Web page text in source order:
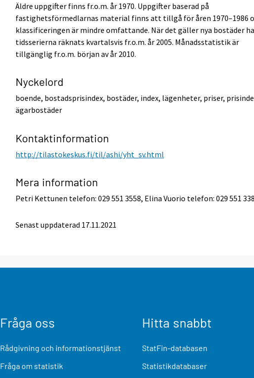
Äldre uppgifter finns fr.o.m. år 1970. Uppgifter baserad på
fastighetsförmedlarnas material finns att tillgå för åren 1970–1986
klassificeringen är mindre omfattande. När det gäller nya bostäder
tidsserierna räknats kvartalsvis fr.o.m. år 2005. Månadsstatistik är
tillgänglig fr.o.m. början av år 2010.
Nyckelord
boende, bostadsprisindex, bostäder, index, lägenheter, priser,
ägarbostäder
Kontaktinformation
http://tilastokeskus.fi/til/ashi/yht_sv.html
Mera information
Petri Kettunen telefon: 029 551 3558, Elina Vuorio telefon: 029 551
Senast uppdaterad 17.11.2021
Fråga oss
Rådgivning och informationstjänst
Fråga om statistik
Hitta snabbt
StatFin-databasen
Statistikdatabaser